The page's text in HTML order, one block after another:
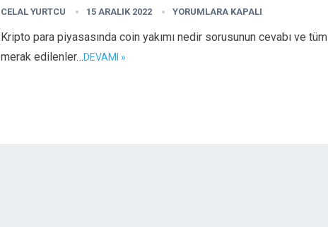
CELAL YURTCU 15 ARALIK 2022 YORUMLARA KAPALI
Kripto para piyasasında coin yakımı nedir sorusunun cevabı ve tüm
merak edilenler…DEVAMI »